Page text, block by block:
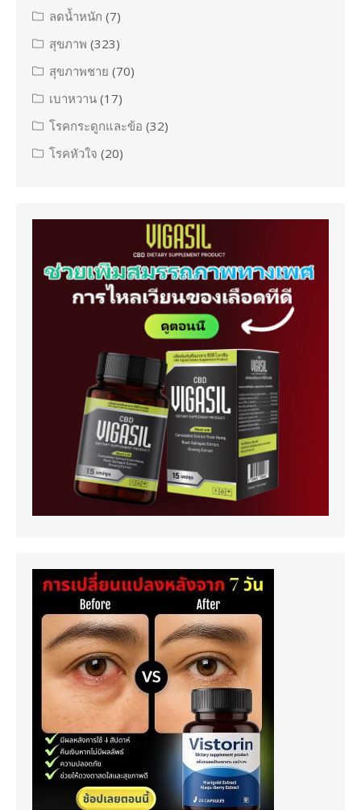
ลดน้ำหนัก (7)
สุขภาพ (323)
สุขภาพชาย (70)
เบาหวาน (17)
โรคกระดูกและข้อ (32)
โรคหัวใจ (20)